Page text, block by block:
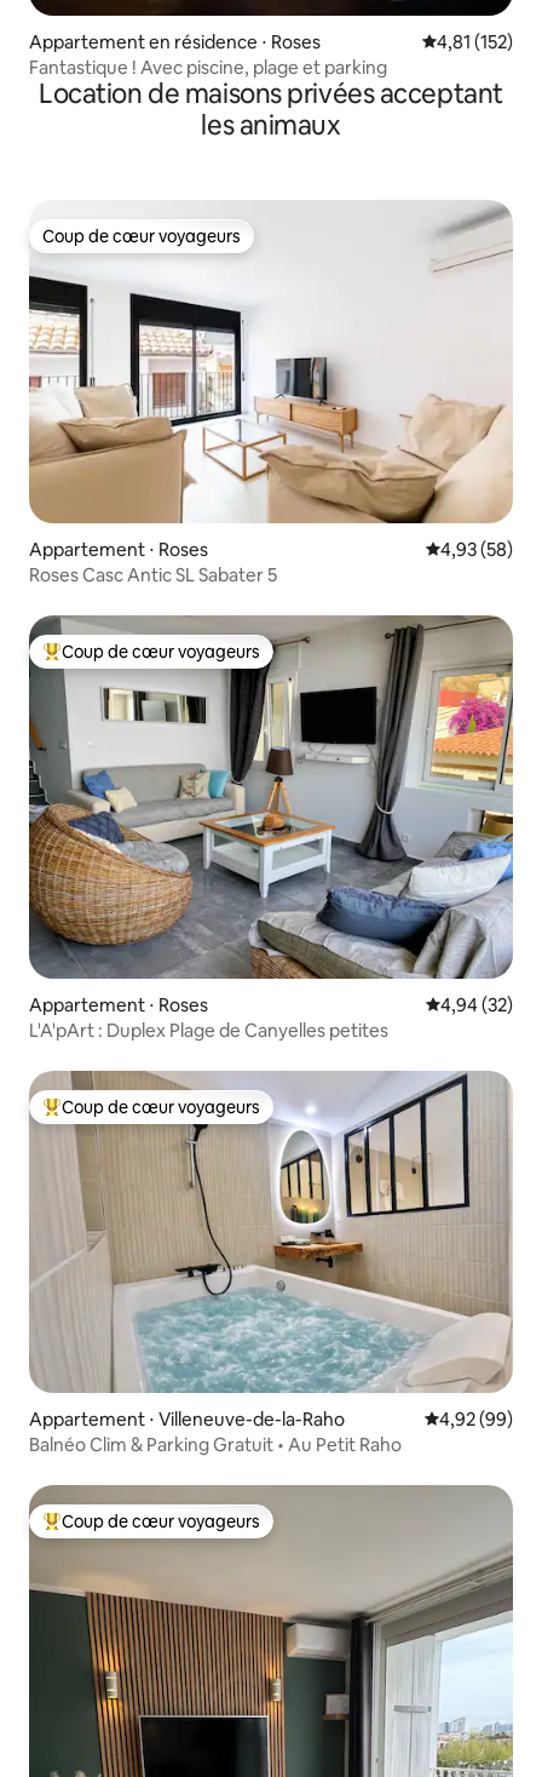
Appartement en résidence ⋅ Roses Évaluation
4,81 (152)
Fantastique ! Avec piscine, plage et parking
Location de maisons privées acceptant
les animaux
Coup de cœur voyageurs
Coup de cœur voyageurs
Appartement ⋅ Roses Évaluation
4,93 (58)
Roses Casc Antic SL Sabater 5
Coups de cœur voyageurs les plus appréciés
Coup de cœur voyageurs
Appartement ⋅ Roses Évaluation
4,94 (32)
L'A'pArt : Duplex Plage de Canyelles petites
Coups de cœur voyageurs les plus appréciés
Coup de cœur voyageurs
Appartement ⋅ Villeneuve-de-la-Raho Évaluation
4,92 (99)
Balnéo Clim & Parking Gratuit • Au Petit Raho
Coups de cœur voyageurs les plus appréciés
Coup de cœur voyageurs